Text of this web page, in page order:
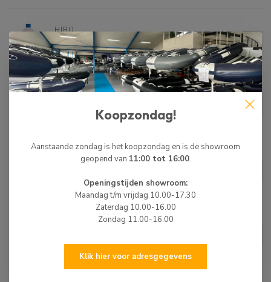
HIBO
HIBO Rubberboot Cleaner
Op voorraad
€19,99
HIBO
met 2-Zitsbank + Rugleuning
Niet op voorraad
Op voorraad
Op voorraad
Koopzondag!
Aanstaande zondag is het koopzondag en is de showroom
geopend van 11:00 tot 16:00.
Openingstijden showroom:
Maandag t/m vrijdag 10.00-17.30
Zaterdag 10.00-16.00
Zondag 11.00-16.00
Klik hier voor adresgegevens